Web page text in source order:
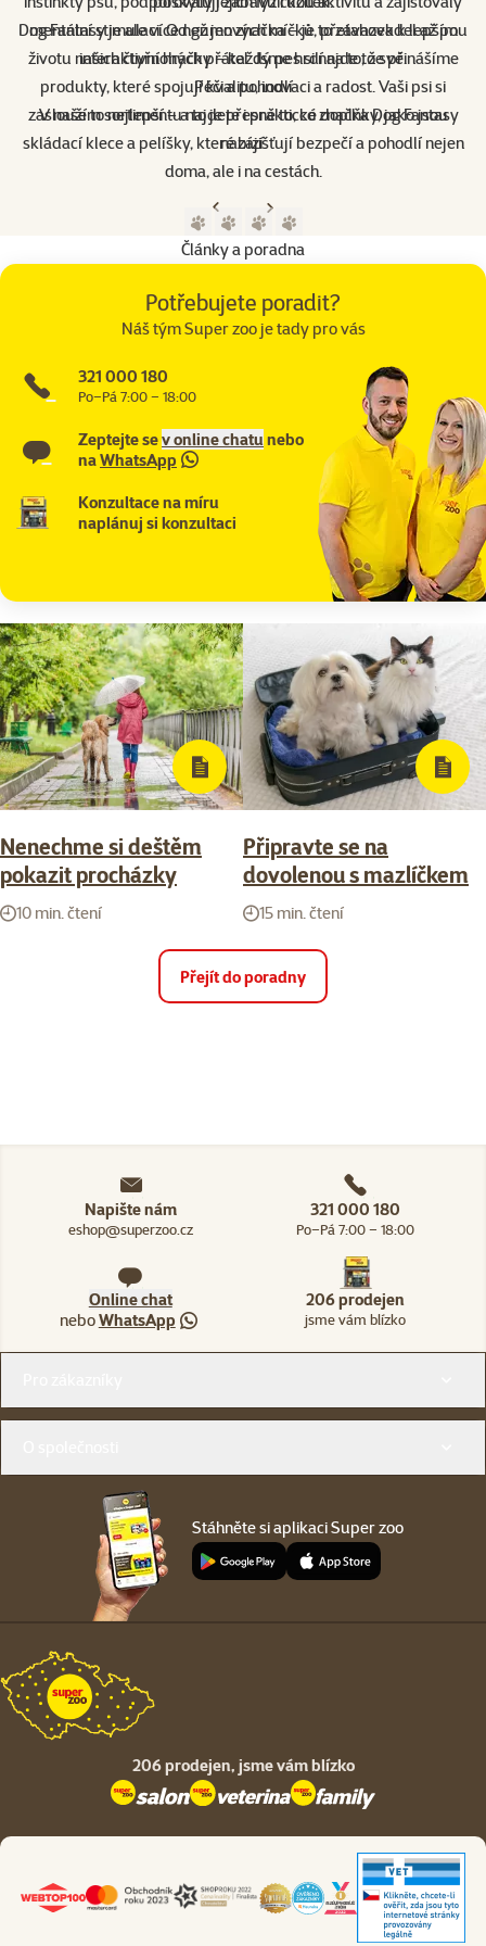
Dog Fantasy je ale více než jen značka – je to závazek k lepšímu
životu našich čtyřnohých přátel. Jsme hrdí na to, že přinášíme
produkty, které spojují kvalitu, inovaci a radost. Vaši psi si
zaslouží to nejlepší – a to je přesně to, co značka Dog Fantasy
nabízí.
mentální stimulaci. Od gumových míčků, přetahovadel až po
interaktivní hračky – každý pes si najde to své.
Péči a pohodlí
V našem sortimentu najdete i praktické doplňky, jako jsou
skládací klece a pelíšky, které zajišťují bezpečí a pohodlí nejen
doma, ale i na cestách.
Předchozí stranaNásledující strana
Články a poradna
Potřebujete poradit?
Náš tým Super zoo je tady pro vás
321 000 180
Po–Pá 7:00 – 18:00
Zeptejte sev online chatunebo
naWhatsApp
Konzultace na míru
naplánuj si konzultaci
Nenechme si deštěm
pokazit procházky
10 min. čtení
Připravte se na
dovolenou s mazlíčkem
15 min. čtení
Přejít do poradny
Napište nám
eshop@superzoo.cz
321 000 180
Po–Pá 7:00 – 18:00
Online chat
neboWhatsApp
206 prodejen
jsme vám blízko
Stáhněte si aplikaci Super zoo
206 prodejen, jsme vám blízko